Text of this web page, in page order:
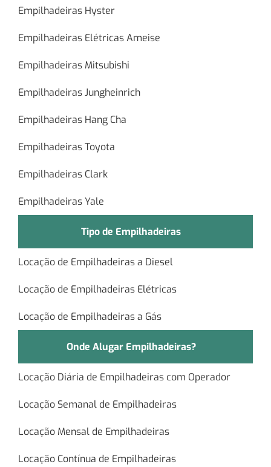
Empilhadeiras Hyster
Empilhadeiras Elétricas Ameise
Empilhadeiras Mitsubishi
Empilhadeiras Jungheinrich
Empilhadeiras Hang Cha
Empilhadeiras Toyota
Empilhadeiras Clark
Empilhadeiras Yale
Tipo de Empilhadeiras
Locação de Empilhadeiras a Diesel
Locação de Empilhadeiras Elétricas
Locação de Empilhadeiras a Gás
Onde Alugar Empilhadeiras?
Locação Diária de Empilhadeiras com Operador
Locação Semanal de Empilhadeiras
Locação Mensal de Empilhadeiras
Locação Contínua de Empilhadeiras